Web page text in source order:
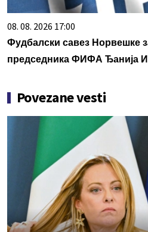
08. 08. 2026 17:00
Фудбалски савез Норвешке
председника ФИФА Ђанија
Povezane vesti